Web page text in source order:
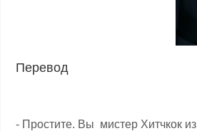
Перевод
- Простите. Вы мистер Хитчкок